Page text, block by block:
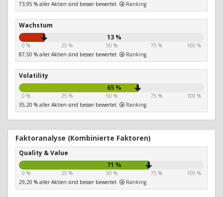
73,95 % aller Aktien sind besser bewertet.
Ranking
Wachstum
13 %
0 % 25 % 50 % 75 %
100 %
87,50 % aller Aktien sind besser bewertet.
Ranking
Volatility
65 %
0 % 25 % 50 % 75 %
100 %
35,20 % aller Aktien sind besser bewertet.
Ranking
Faktoranalyse (Kombinierte Faktoren)
Quality & Value
71 %
0 % 25 % 50 % 75 %
100 %
29,20 % aller Aktien sind besser bewertet.
Ranking